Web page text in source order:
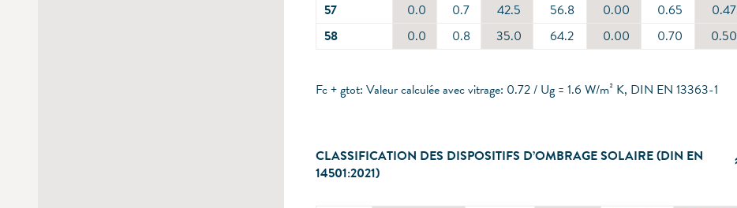
57
0.0 0.7 42.5 56.8 0.00 0.65
0.47
58
0.0 0.8 35.0 64.2 0.00 0.70 0.50
Fc + gtot: Valeur calculée avec vitrage: 0.72 / Ug = 1.6 W/m² K, DIN EN 13363-1
CLASSIFICATION DES DISPOSITIFS D’OMBRAGE SOLAIRE (DIN EN
14501:2021)